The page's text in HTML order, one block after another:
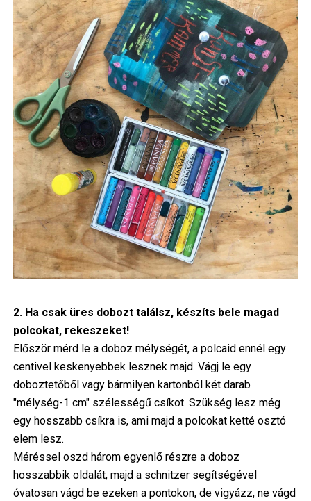
2. Ha csak üres dobozt találsz, készíts bele magad
polcokat, rekeszeket!
Először mérd le a doboz mélységét, a polcaid ennél egy
centivel keskenyebbek lesznek majd. Vágj le egy
doboztetőből vagy bármilyen kartonból két darab
"mélység-1 cm" szélességű csíkot. Szükség lesz még
egy hosszabb csíkra is, ami majd a polcokat ketté osztó
elem lesz.
Méréssel oszd három egyenlő részre a doboz
hosszabbik oldalát, majd a schnitzer segítségével
óvatosan vágd be ezeken a pontokon, de vigyázz, ne vágd